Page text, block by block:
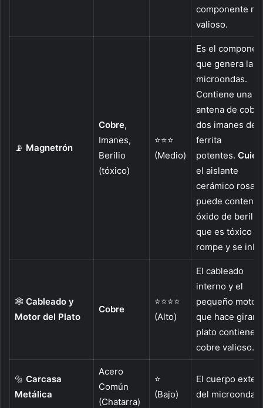
componente
valioso.
📡 Magnetrón
Cobre,
Imanes,
Berilio
(tóxico)
⭐⭐⭐
(Medio)
Es el
que genera las
microondas.
Contiene una
antena de
dos imanes de
ferrita
potentes.
el aislante
cerámico rosa
puede contener
óxido de berilio,
que es tóxico si
rompe y se
🕸️ Cableado y
Motor del Plato
Cobre
⭐⭐⭐⭐
(Alto)
El cableado
interno y el
pequeño motor
que hace girar
plato contienen
cobre valioso.
🔩 Carcasa
Metálica
Acero
Común
(Chatarra)
⭐
(Bajo)
El cuerpo
del microondas.